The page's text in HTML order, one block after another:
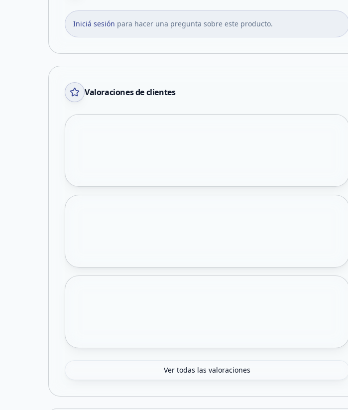
Iniciá sesión para hacer una pregunta sobre este producto.
Valoraciones de clientes
Ver todas las valoraciones